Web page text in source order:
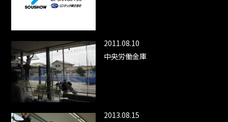
2011.08.10
中央労働金庫
2013.08.15